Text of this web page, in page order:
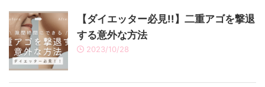
【ダイエッター必見!!】二重アゴを撃退
する意外な方法
2023/10/28